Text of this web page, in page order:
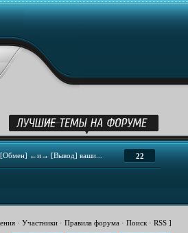
22
[Обмен] ←и→ [Вывод] ваши...
· Участники · Правила форума · Поиск · RSS ]